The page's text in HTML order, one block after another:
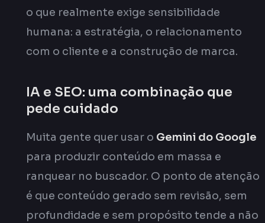
o que realmente exige sensibilidade
humana: a estratégia, o relacionamento
com o cliente e a construção de marca.
IA e SEO: uma combinação que
pede cuidado
Muita gente quer usar o Gemini do Google
para produzir conteúdo em massa e
ranquear no buscador. O ponto de atenção
é que conteúdo gerado sem revisão, sem
profundidade e sem propósito tende a não